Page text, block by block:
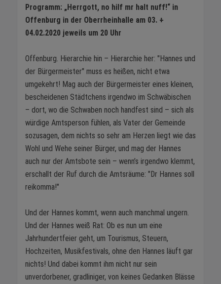
Programm: „Herrgott, no hilf mr halt nuff!“ in
Offenburg in der Oberrheinhalle am 03. +
04.02.2020 jeweils um 20 Uhr
Offenburg. Hierarchie hin – Hierarchie her: "Hannes und
der Bürgermeister" muss es heißen, nicht etwa
umgekehrt! Mag auch der Bürgermeister eines kleinen,
bescheidenen Städtchens irgendwo im Schwäbischen
– dort, wo die Schwaben noch handfest sind – sich als
würdige Amtsperson fühlen, als Vater der Gemeinde
sozusagen, dem nichts so sehr am Herzen liegt wie das
Wohl und Wehe seiner Bürger, und mag der Hannes
auch nur der Amtsbote sein – wenn’s irgendwo klemmt,
erschallt der Ruf durch die Amtsräume: "Dr Hannes soll
reikomma!"
Und der Hannes kommt, wenn auch manchmal ungern.
Und der Hannes weiß Rat: Ob es nun um eine
Jahrhundertfeier geht, um Tourismus, Steuern,
Hochzeiten, Musikfestivals, ohne den Hannes läuft gar
nichts! Und dabei kommt ihm nicht nur sein
unverdorbener, gradliniger, von keines Gedanken Blässe